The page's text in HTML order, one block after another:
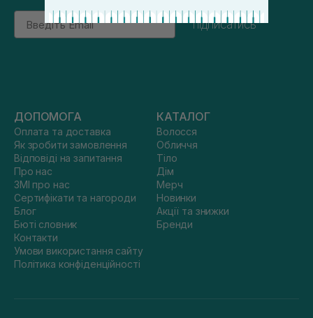
Email
підписатись
ДОПОМОГА
Оплата та доставка
Як зробити замовлення
Відповіді на запитання
Про нас
ЗМІ про нас
Сертифікати та нагороди
Блог
Бюті словник
Контакти
Умови використання сайту
Політика конфіденційності
КАТАЛОГ
Волосся
Обличчя
Тіло
Дім
Мерч
Новинки
Акції та знижки
Бренди